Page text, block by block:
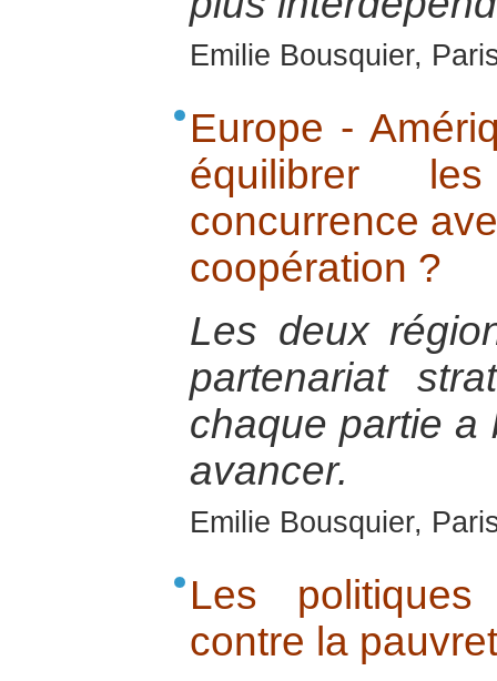
Emilie Bousquier,
Europe -
équilibrer
concurrence
coopération ?
Les deux
partenariat
chaque partie a
avancer.
Emilie Bousquier,
Les
contre la